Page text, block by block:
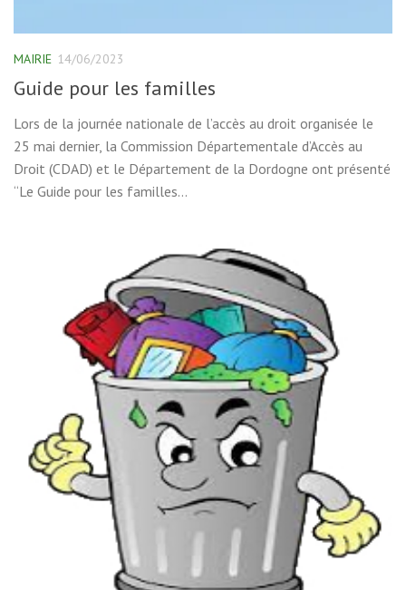
MAIRIE 14/06/2023
Guide pour les familles
Lors de la journée nationale de l’accès au droit organisée le
25 mai dernier, la Commission Départementale d’Accès au
Droit (CDAD) et le Département de la Dordogne ont présenté
“Le Guide pour les familles...